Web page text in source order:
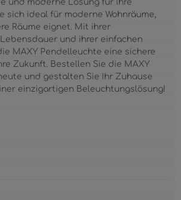
und moderne Lösung für Ihre
sich ideal für moderne Wohnräume,
Räume eignet. Mit ihrer
und ihrer einfachen
MAXY Pendelleuchte eine sichere
Zukunft. Bestellen Sie die MAXY
und gestalten Sie Ihr Zuhause
einzigartigen Beleuchtungslösung!